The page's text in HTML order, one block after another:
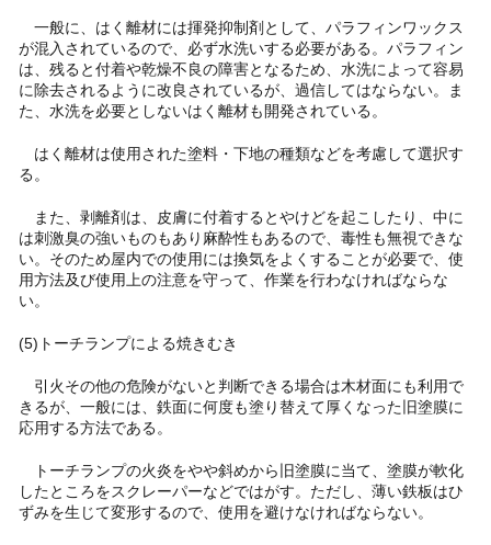
一般に、はく離材には揮発抑制剤として、パラフィンワックス
が混入されているので、必ず水洗いする必要がある。パラフィン
は、残ると付着や乾燥不良の障害となるため、水洗によって容易
に除去されるように改良されているが、過信してはならない。ま
た、水洗を必要としないはく離材も開発されている。
はく離材は使用された塗料・下地の種類などを考慮して選択す
る。
また、剥離剤は、皮膚に付着するとやけどを起こしたり、中に
は刺激臭の強いものもあり麻酔性もあるので、毒性も無視できな
い。そのため屋内での使用には換気をよくすることが必要で、使
用方法及び使用上の注意を守って、作業を行わなければならな
い。
(5)トーチランプによる焼きむき
引火その他の危険がないと判断できる場合は木材面にも利用で
きるが、一般には、鉄面に何度も塗り替えて厚くなった旧塗膜に
応用する方法である。
トーチランプの火炎をやや斜めから旧塗膜に当て、塗膜が軟化
したところをスクレーパーなどではがす。ただし、薄い鉄板はひ
ずみを生じて変形するので、使用を避けなければならない。